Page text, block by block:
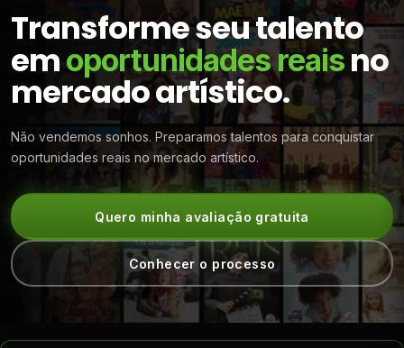
Transforme seu talento
emoportunidades reaisno
mercado artístico.
Não vendemos sonhos. Preparamos talentos para conquistar
oportunidades reais no mercado artístico.
Quero minha avaliação gratuita
Conhecer o processo